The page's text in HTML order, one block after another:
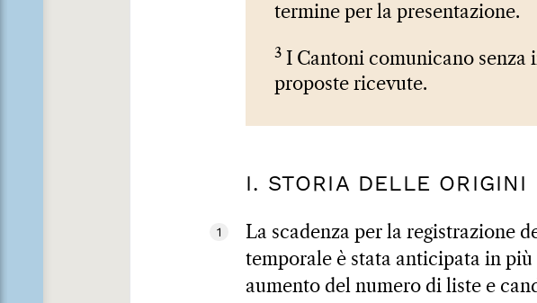
termine per la presentazione.
3 I Cantoni comunicano senza
proposte ricevute.
I. STORIA DELLE ORIGINI
1
La scadenza per la registrazione
temporale è stata anticipata in
aumento del numero di liste e